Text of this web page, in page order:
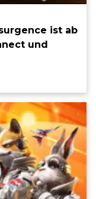
ist ab
und